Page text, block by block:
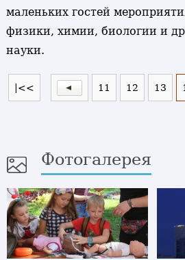
маленьких гостей
физики, химии, биологии и
науки.
|<< 11 12 13
Фотогалерея